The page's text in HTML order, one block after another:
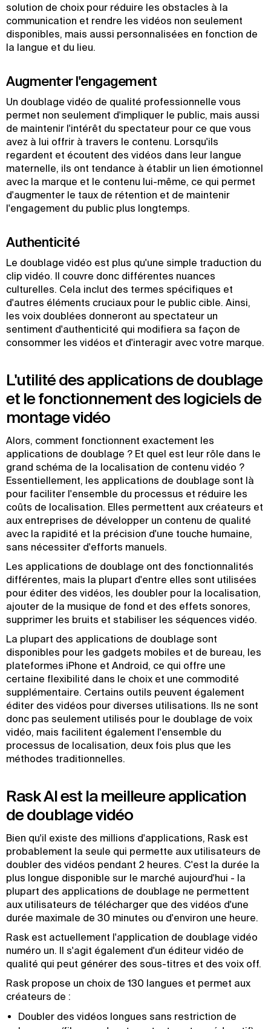
solution de choix pour réduire les obstacles à la
communication et rendre les vidéos non seulement
disponibles, mais aussi personnalisées en fonction de
la langue et du lieu.
Augmenter l'engagement
Un doublage vidéo de qualité professionnelle vous
permet non seulement d'impliquer le public, mais aussi
de maintenir l'intérêt du spectateur pour ce que vous
avez à lui offrir à travers le contenu. Lorsqu'ils
regardent et écoutent des vidéos dans leur langue
maternelle, ils ont tendance à établir un lien émotionnel
avec la marque et le contenu lui-même, ce qui permet
d'augmenter le taux de rétention et de maintenir
l'engagement du public plus longtemps.
Authenticité
Le doublage vidéo est plus qu'une simple traduction du
clip vidéo. Il couvre donc différentes nuances
culturelles. Cela inclut des termes spécifiques et
d'autres éléments cruciaux pour le public cible. Ainsi,
les voix doublées donneront au spectateur un
sentiment d'authenticité qui modifiera sa façon de
consommer les vidéos et d'interagir avec votre marque.
L'utilité des applications de doublage
et le fonctionnement des logiciels de
montage vidéo
Alors, comment fonctionnent exactement les
applications de doublage ? Et quel est leur rôle dans le
grand schéma de la localisation de contenu vidéo ?
Essentiellement, les applications de doublage sont là
pour faciliter l'ensemble du processus et réduire les
coûts de localisation. Elles permettent aux créateurs et
aux entreprises de développer un contenu de qualité
avec la rapidité et la précision d'une touche humaine,
sans nécessiter d'efforts manuels.
Les applications de doublage ont des fonctionnalités
différentes, mais la plupart d'entre elles sont utilisées
pour éditer des vidéos, les doubler pour la localisation,
ajouter de la musique de fond et des effets sonores,
supprimer les bruits et stabiliser les séquences vidéo.
La plupart des applications de doublage sont
disponibles pour les gadgets mobiles et de bureau, les
plateformes iPhone et Android, ce qui offre une
certaine flexibilité dans le choix et une commodité
supplémentaire. Certains outils peuvent également
éditer des vidéos pour diverses utilisations. Ils ne sont
donc pas seulement utilisés pour le doublage de voix
vidéo, mais facilitent également l'ensemble du
processus de localisation, deux fois plus que les
méthodes traditionnelles.
Rask AI est la meilleure application
de doublage vidéo
Bien qu'il existe des millions d'applications, Rask est
probablement la seule qui permette aux utilisateurs de
doubler des vidéos pendant 2 heures. C'est la durée la
plus longue disponible sur le marché aujourd'hui - la
plupart des applications de doublage ne permettent
aux utilisateurs de télécharger que des vidéos d'une
durée maximale de 30 minutes ou d'environ une heure.
Rask est actuellement l'application de doublage vidéo
numéro un. Il s'agit également d'un éditeur vidéo de
qualité qui peut générer des sous-titres et des voix off.
Rask propose un choix de 130 langues et permet aux
créateurs de :
Doubler des vidéos longues sans restriction de